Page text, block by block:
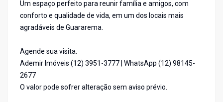
Um espaço perfeito para reunir família e amigos, com
conforto e qualidade de vida, em um dos locais mais
agradáveis de Guararema.
Agende sua visita.
Ademir Imóveis (12) 3951-3777 | WhatsApp (12) 98145-
2677
O valor pode sofrer alteração sem aviso prévio.